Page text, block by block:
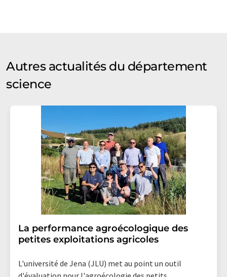
Autres actualités du département
science
La performance agroécologique des
petites exploitations agricoles
L'université de Jena (JLU) met au point un outil